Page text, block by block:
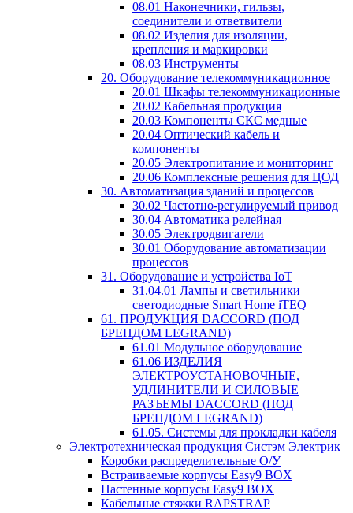
08.01 Наконечники, гильзы,
соединители и ответвители
08.02 Изделия для изоляции,
крепления и маркировки
08.03 Инструменты
20. Оборудование телекоммуникационное
20.01 Шкафы телекоммуникационные
20.02 Кабельная продукция
20.03 Компоненты СКС медные
20.04 Оптический кабель и
компоненты
20.05 Электропитание и мониторинг
20.06 Комплексные решения для ЦОД
30. Автоматизация зданий и процессов
30.02 Частотно-регулируемый привод
30.04 Автоматика релейная
30.05 Электродвигатели
30.01 Оборудование автоматизации
процессов
31. Оборудование и устройства IoT
31.04.01 Лампы и светильники
светодиодные Smart Home iTEQ
61. ПРОДУКЦИЯ DACCORD (ПОД
БРЕНДОМ LEGRAND)
61.01 Модульное оборудование
61.06 ИЗДЕЛИЯ
ЭЛЕКТРОУСТАНОВОЧНЫЕ,
УДЛИНИТЕЛИ И СИЛОВЫЕ
РАЗЪЕМЫ DACCORD (ПОД
БРЕНДОМ LEGRAND)
61.05. Системы для прокладки кабеля
Электротехническая продукция Систэм Электрик
Коробки распределительные О/У
Встраиваемые корпусы Easy9 BOX
Настенные корпусы Easy9 BOX
Кабельные стяжки RAPSTRAP